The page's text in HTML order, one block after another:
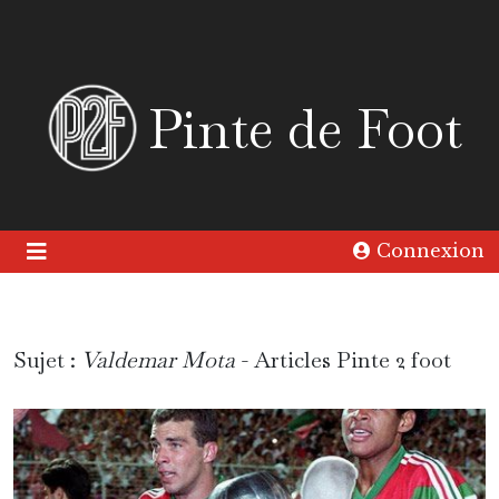
Pinte de Foot
Connexion
Sujet : Valdemar Mota - Articles Pinte 2 foot